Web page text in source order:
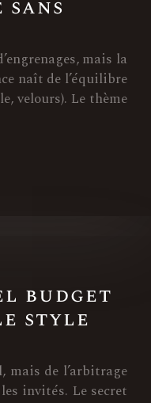
mais la
naît de l’équilibre
velours). Le thème
budget
style
mais de l’arbitrage
invités. Le secret